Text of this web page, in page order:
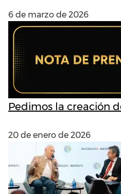
6 de marzo de 2026
Pedimos la creación
20 de enero de 2026